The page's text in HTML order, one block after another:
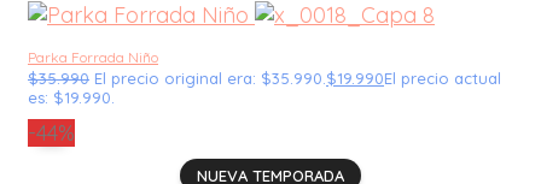
Parka Forrada Niño
$35.990 El precio original era: $35.990. $19.990El precio actual
es: $19.990.
-44%
NUEVA TEMPORADA